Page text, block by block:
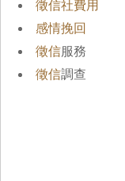
徵信社費用
感情挽回
徵信服務
徵信調查